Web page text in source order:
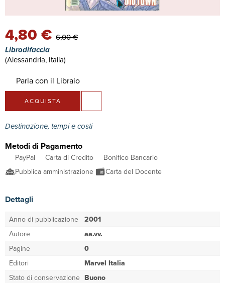
4,80 € 6,00 €
Librodifaccia
(Alessandria, Italia)
Parla con il Libraio
ACQUISTA
Destinazione, tempi e costi
Metodi di Pagamento
PayPal Carta di Credito
Bonifico Bancario
Pubblica amministrazione
Carta del Docente
Dettagli
Anno di pubblicazione 2001
Autore
aa.vv.
Pagine
0
Editori
Marvel Italia
Stato di conservazione Buono